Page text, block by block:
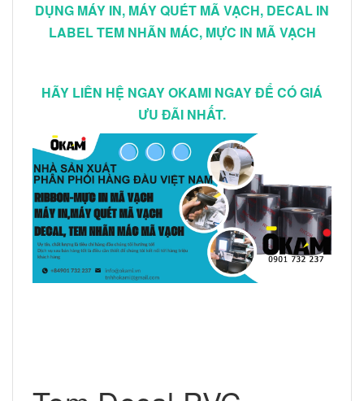
DỤNG MÁY IN, MÁY QUÉT MÃ VẠCH, DECAL IN
LABEL TEM NHÃN MÁC, MỰC IN MÃ VẠCH
HÃY LIÊN HỆ NGAY OKAMI NGAY ĐỂ CÓ GIÁ
ƯU ĐÃI NHẤT.